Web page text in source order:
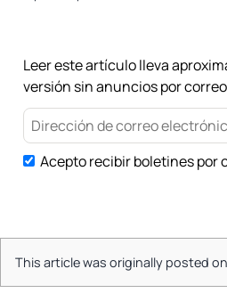
Leer este artículo lleva
versión sin anuncios por
Acepto recibir boletines por
This article was originally posted